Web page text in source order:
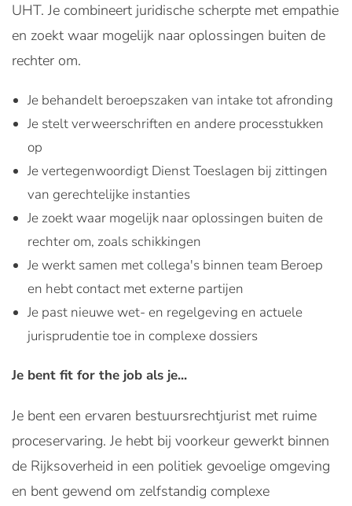
UHT. Je combineert juridische scherpte met empathie
en zoekt waar mogelijk naar oplossingen buiten de
rechter om.
Je behandelt beroepszaken van intake tot afronding
Je stelt verweerschriften en andere processtukken
op
Je vertegenwoordigt Dienst Toeslagen bij zittingen
van gerechtelijke instanties
Je zoekt waar mogelijk naar oplossingen buiten de
rechter om, zoals schikkingen
Je werkt samen met collega's binnen team Beroep
en hebt contact met externe partijen
Je past nieuwe wet- en regelgeving en actuele
jurisprudentie toe in complexe dossiers
Je bent fit for the job als je...
Je bent een ervaren bestuursrechtjurist met ruime
proceservaring. Je hebt bij voorkeur gewerkt binnen
de Rijksoverheid in een politiek gevoelige omgeving
en bent gewend om zelfstandig complexe